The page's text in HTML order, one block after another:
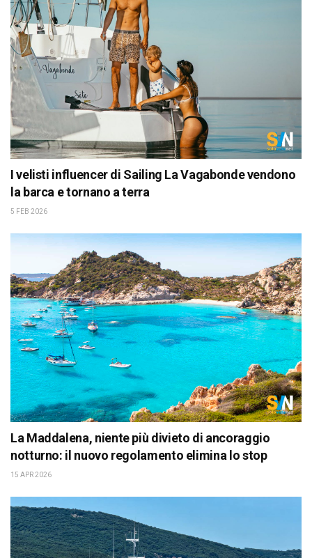
I velisti influencer di Sailing La Vagabonde vendono
la barca e tornano a terra
5 FEB 2026
La Maddalena, niente più divieto di ancoraggio
notturno: il nuovo regolamento elimina lo stop
15 APR 2026